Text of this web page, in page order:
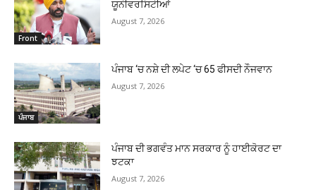
Front
ਯੂਨੀਵਰਸਿਟੀਆਂ
August 7, 2026
ਪੰਜਾਬ
ਪੰਜਾਬ ‘ਚ ਨਸ਼ੇ ਦੀ ਲਪੇਟ ‘ਚ 65 ਫੀਸਦੀ ਨੌਜਵਾਨ
August 7, 2026
ਪੰਜਾਬ ਦੀ ਭਗਵੰਤ ਮਾਨ ਸਰਕਾਰ ਨੂੰ ਹਾਈਕੋਰਟ ਦਾ
ਝਟਕਾ
August 7, 2026